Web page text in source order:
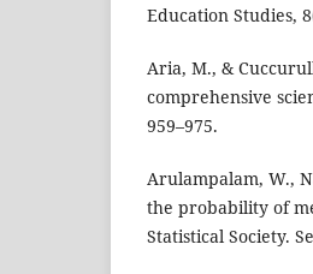
Education Studies,
Aria, M., &
comprehensive
959–975.
Arulampalam, W.,
the probability of
Statistical Society.